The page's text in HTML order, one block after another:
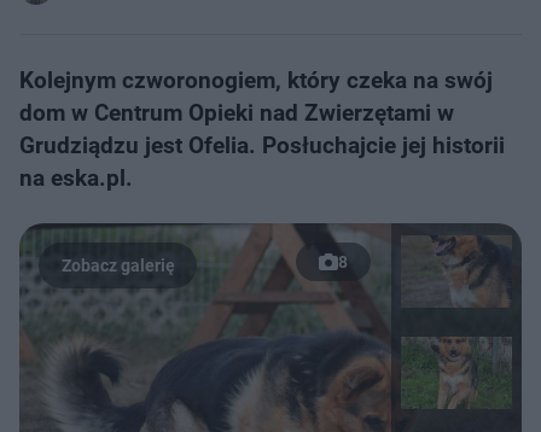
Kolejnym czworonogiem, który czeka na swój
dom w Centrum Opieki nad Zwierzętami w
Grudziądzu jest Ofelia. Posłuchajcie jej historii
na eska.pl.
8